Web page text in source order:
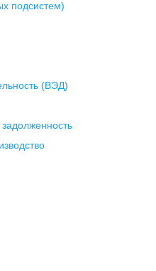
подсистем)
(ВЭД)